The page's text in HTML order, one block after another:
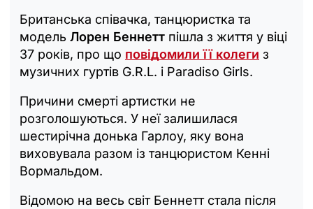
Британська співачка, танцюристка та
модель Лорен Беннетт пішла з життя у віці
37 років, про що повідомили її колеги з
музичних гуртів G.R.L. і Paradiso Girls.
Причини смерті артистки не
розголошуються. У неї залишилася
шестирічна донька Гарлоу, яку вона
виховувала разом із танцюристом Кенні
Вормальдом.
Відомою на весь світ Беннетт стала після